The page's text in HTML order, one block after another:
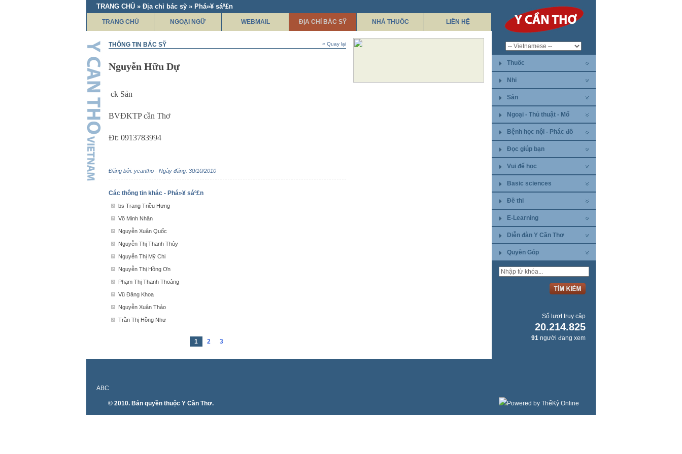
TRANG CHỦ » Địa chỉ bác sỹ » Phá»¥ sáº£n
TRANG CHỦ NGOẠI NGỮ WEBMAIL ĐỊA CHỈ BÁC SỸ NHÀ THUỐC LIÊN HỆ
THÔNG TIN BÁC SỸ « Quay lại
Nguyễn Hữu Dự
ck Sản
BVĐKTP cần Thơ
Đt: 0913783994
Đăng bởi: ycantho - Ngày đăng: 30/10/2010
Các thông tin khác - Phá»¥ sáº£n
bs Trang Triều Hưng
Võ Minh Nhân
Nguyễn Xuân Quốc
Nguyễn Thị Thanh Thủy
Nguyễn Thị Mỹ Chi
Nguyễn Thị Hồng Ơn
Phạm Thị Thanh Thoảng
Vũ Đăng Khoa
Nguyễn Xuân Thảo
Trần Thị Hồng Như
1 2 3
Thuốc
Nhi
Sản
Ngoại - Thủ thuật - Mổ
Bệnh học nội - Phác đồ
Đọc giúp bạn
Vui để học
Basic sciences
Đề thi
E-Learning
Diễn đàn Y Cần Thơ
Quyên Góp
Số lượt truy cập
20.214.825
91 người đang xem
ABC
© 2010. Bản quyền thuộc Y Cần Thơ.